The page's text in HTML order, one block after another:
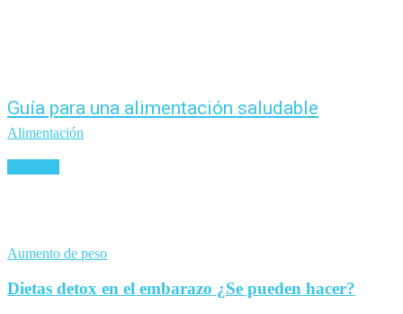
Guía para una alimentación saludable
Alimentación
Aumento de peso
Dietas detox en el embarazo ¿Se pueden hacer?